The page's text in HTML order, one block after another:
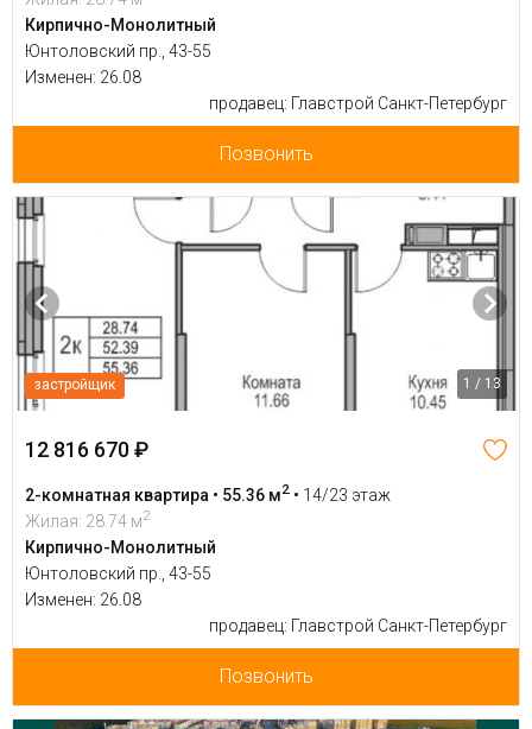
Кирпично-Монолитный
Юнтоловский пр., 43-55
Изменен: 26.08
продавец: Главстрой Санкт-Петербург
Позвонить
застройщик 1 / 13
12 816 670 ₽
2-комнатная квартира • 55.36 м2 • 14/23 этаж
Жилая: 28.74 м2
Кирпично-Монолитный
Юнтоловский пр., 43-55
Изменен: 26.08
продавец: Главстрой Санкт-Петербург
Позвонить